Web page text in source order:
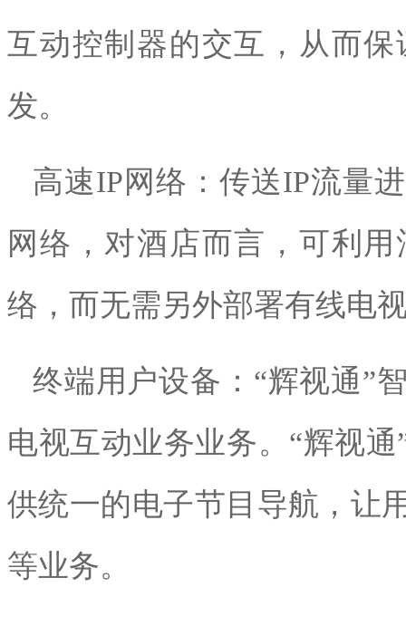
互动控制器的交互，从而
发。
高速IP网络：传送IP流量
网络，对酒店而言，可利
络，而无需另外部署有线电
终端用户设备： “辉视通”
电视互动业务业务。“辉视
供统一的电子节目导航，让
等业务。